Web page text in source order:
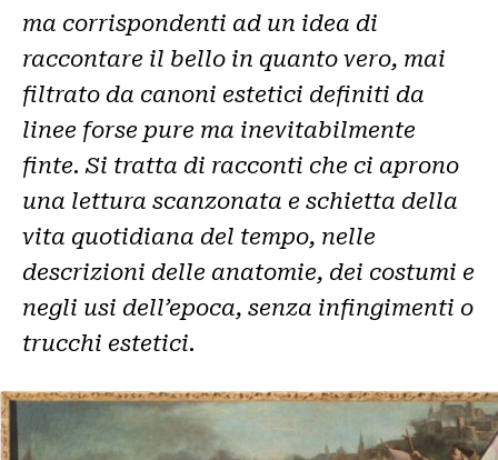
ma corrispondenti ad un idea di
raccontare il bello in quanto vero, mai
filtrato da canoni estetici definiti da
linee forse pure ma inevitabilmente
finte. Si tratta di racconti che ci aprono
una lettura scanzonata e schietta della
vita quotidiana del tempo, nelle
descrizioni delle anatomie, dei costumi e
negli usi dell’epoca, senza infingimenti o
trucchi estetici.